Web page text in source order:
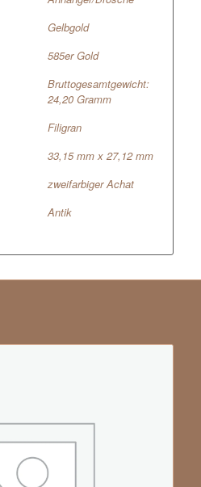
Gelbgold
585er Gold
Bruttogesamtgewicht:
24,20 Gramm
Filigran
33,15 mm x 27,12 mm
zweifarbiger Achat
Antik